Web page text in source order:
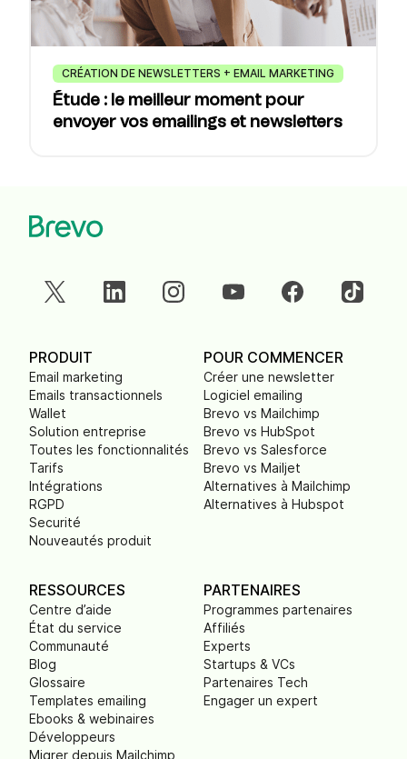
CRÉATION DE NEWSLETTERS + EMAIL MARKETING
Étude : le meilleur moment pour
envoyer vos emailings et newsletters
PRODUIT
Email marketing
Emails transactionnels
Wallet
Solution entreprise
Toutes les fonctionnalités
Tarifs
Intégrations
RGPD
Securité
Nouveautés produit
POUR COMMENCER
Créer une newsletter
Logiciel emailing
Brevo vs Mailchimp
Brevo vs HubSpot
Brevo vs Salesforce
Brevo vs Mailjet
Alternatives à Mailchimp
Alternatives à Hubspot
RESSOURCES
Centre d’aide
État du service
Communauté
Blog
Glossaire
Templates emailing
Ebooks & webinaires
Développeurs
Migrer depuis Mailchimp
PARTENAIRES
Programmes partenaires
Affiliés
Experts
Startups & VCs
Partenaires Tech
Engager un expert